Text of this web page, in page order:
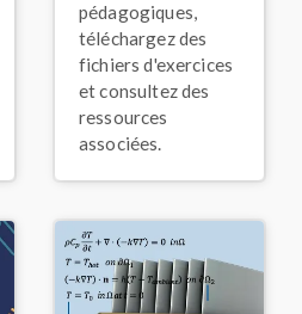
Détecter la corrosion
dans les pipelines
enterrés en utilisant la
simulation
Janvier 2026
Des simulations plus
charge des GPU NVIDIA
pour
COMSOL Multiphysics®
Janvier 2026
pédagogiques,
téléchargez des
fichiers d'exercices
et consultez des
ressources
associées.